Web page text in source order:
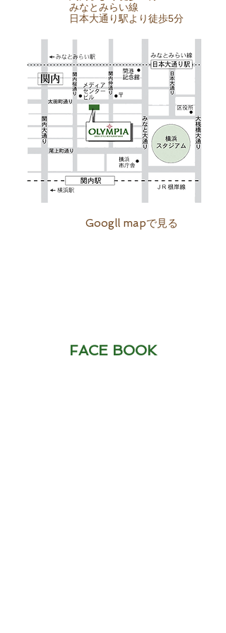
みなとみらい線
日本大通り駅より徒歩5分
Googll mapで見る
FACE BOOK